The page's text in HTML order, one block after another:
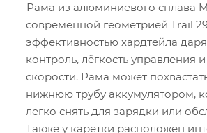
Рама из алюминиевого сплава
современной геометрией Trail
эффективностью хардтейла
контроль, лёгкость управления
скорости. Рама может
нижнюю трубу аккумулятором,
легко снять для зарядки или
Также у каретки расположен